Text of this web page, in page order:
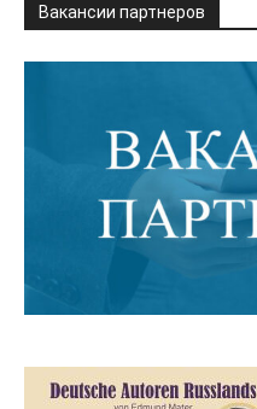
Вакансии партнеров